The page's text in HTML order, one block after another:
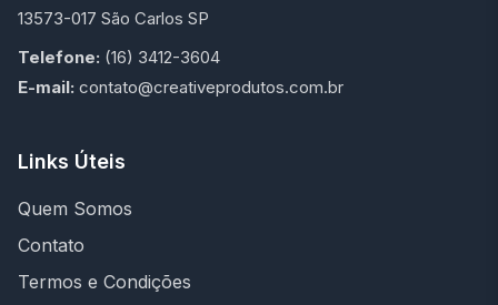
13573-017 São Carlos SP
Telefone: (16) 3412-3604
E-mail: contato@creativeprodutos.com.br
Links Úteis
Quem Somos
Contato
Termos e Condições